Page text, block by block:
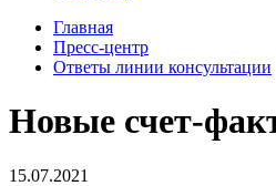
Главная
Пресс-центр
Ответы линии консультации
Новые счет-
15.07.2021